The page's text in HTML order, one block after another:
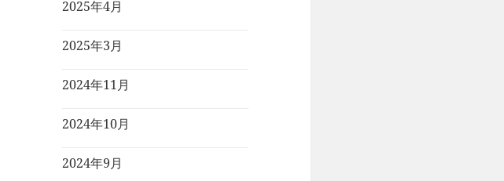
2025年4月
2025年3月
2024年11月
2024年10月
2024年9月